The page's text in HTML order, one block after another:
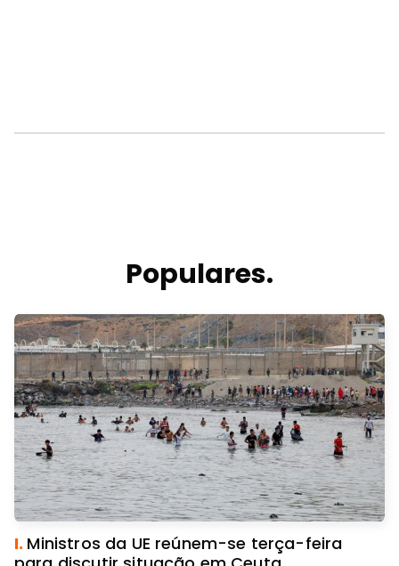
Populares.
I. Ministros da UE reúnem-se terça-feira